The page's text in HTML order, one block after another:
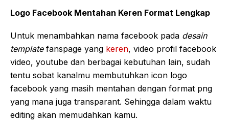
Logo Facebook Mentahan Keren Format Lengkap
Untuk menambahkan nama facebook pada desain
templatefanspage yang keren, video profil facebook
video, youtube dan berbagai kebutuhan lain, sudah
tentu sobat kanalmu membutuhkan icon logo
facebook yang masih mentahan dengan format png
yang mana juga transparant. Sehingga dalam waktu
editing akan memudahkan kamu.